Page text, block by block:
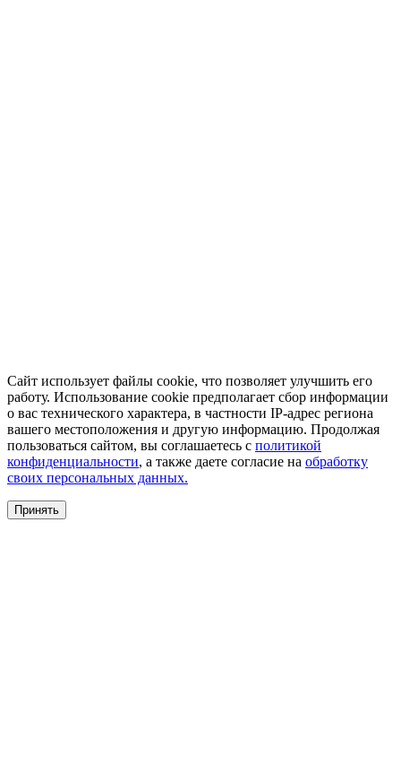
Сайт использует файлы cookie, что позволяет улучшить его
работу. Использование cookie предполагает сбор информации
о вас технического характера, в частности IP-адрес региона
вашего местоположения и другую информацию. Продолжая
пользоваться сайтом, вы соглашаетесь с политикой
конфиденциальности, а также даете согласие на обработку
своих персональных данных.
Принять